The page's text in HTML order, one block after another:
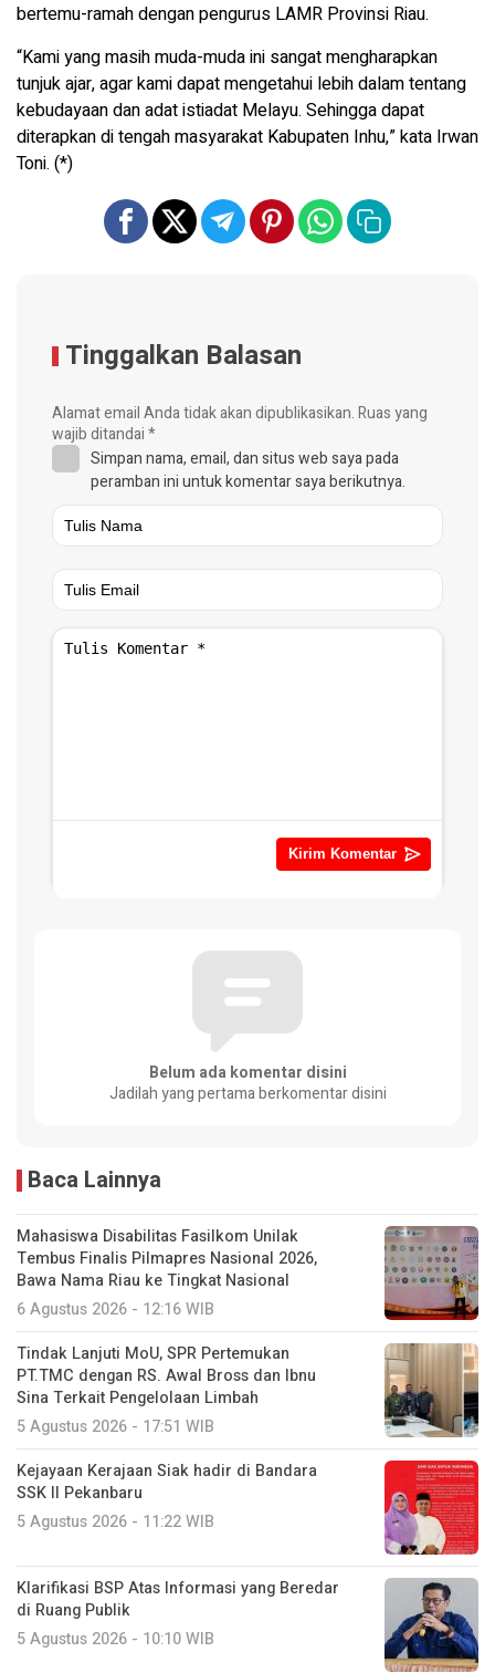
bertemu-ramah dengan pengurus LAMR Provinsi Riau.
“Kami yang masih muda-muda ini sangat mengharapkan
tunjuk ajar, agar kami dapat mengetahui lebih dalam tentang
kebudayaan dan adat istiadat Melayu. Sehingga dapat
diterapkan di tengah masyarakat Kabupaten Inhu,” kata Irwan
Toni. (*)
Tinggalkan Balasan
Alamat email Anda tidak akan dipublikasikan.Ruas yang
wajib ditandai*
Simpan nama, email, dan situs web saya pada
peramban ini untuk komentar saya berikutnya.
Belum ada komentar disini
Jadilah yang pertama berkomentar disini
Baca Lainnya
Mahasiswa Disabilitas Fasilkom Unilak
Tembus Finalis Pilmapres Nasional 2026,
Bawa Nama Riau ke Tingkat Nasional
6 Agustus 2026 - 12:16 WIB
Tindak Lanjuti MoU, SPR Pertemukan
PT.TMC dengan RS. Awal Bross dan Ibnu
Sina Terkait Pengelolaan Limbah
5 Agustus 2026 - 17:51 WIB
Kejayaan Kerajaan Siak hadir di Bandara
SSK II Pekanbaru
5 Agustus 2026 - 11:22 WIB
Klarifikasi BSP Atas Informasi yang Beredar
di Ruang Publik
5 Agustus 2026 - 10:10 WIB